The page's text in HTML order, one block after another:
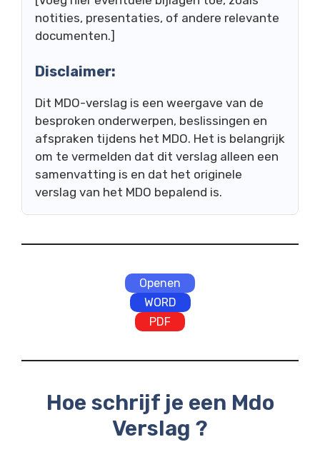
notities, presentaties, of andere relevante
documenten.]
Disclaimer:
Dit MDO-verslag is een weergave van de
besproken onderwerpen, beslissingen en
afspraken tijdens het MDO. Het is belangrijk
om te vermelden dat dit verslag alleen een
samenvatting is en dat het originele
verslag van het MDO bepalend is.
Openen
WORD
PDF
Hoe schrijf je een Mdo
Verslag ?